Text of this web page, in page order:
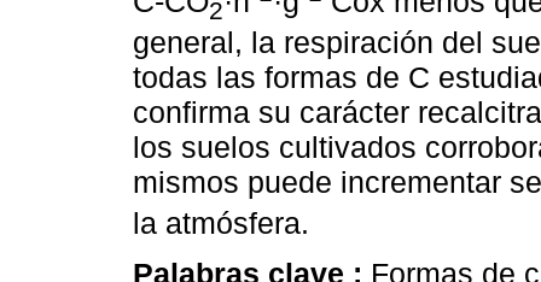
2
general, la respiración del
todas las formas de C
confirma su carácter
los suelos cultivados
mismos puede incrementar
la atmósfera.
Palabras clave : Formas de